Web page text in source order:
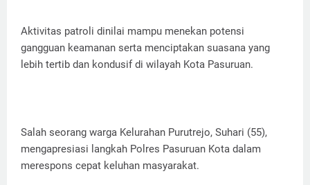
Aktivitas patroli dinilai mampu menekan potensi
gangguan keamanan serta menciptakan suasana yang
lebih tertib dan kondusif di wilayah Kota Pasuruan.
Salah seorang warga Kelurahan Purutrejo, Suhari (55),
mengapresiasi langkah Polres Pasuruan Kota dalam
merespons cepat keluhan masyarakat.